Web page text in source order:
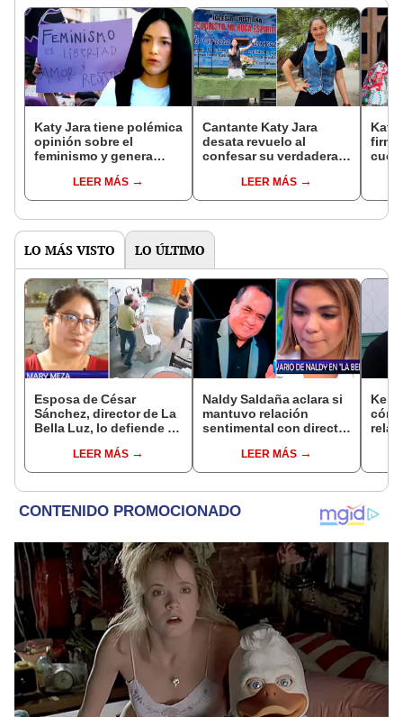
Katy Jara tiene polémica
opinión sobre el
feminismo y genera
debe ser compañera
idónea del varón"
LEER MÁS
Cantante Katy Jara
desata revuelo al
confesar su verdadera
le creen: “¿Tan rápido
pasan los años?”
LEER MÁS
Katy
mi
vida”
LO MÁS VISTO LO ÚLTIMO
Esposa de César
Sánchez, director de La
Bella Luz, lo defiende y
relación clandestina
con Naldy Saldaña:
LEER MÁS
Naldy Saldaña aclara si
mantuvo relación
sentimental con director
denunciarlo por
tocamientos: “Me
LEER MÁS